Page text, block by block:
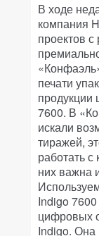
В ходе
компания
проектов
печати
7600. В
искали
тиражей,
работать
них важна
Indigo
цифровых
Indigo. Она